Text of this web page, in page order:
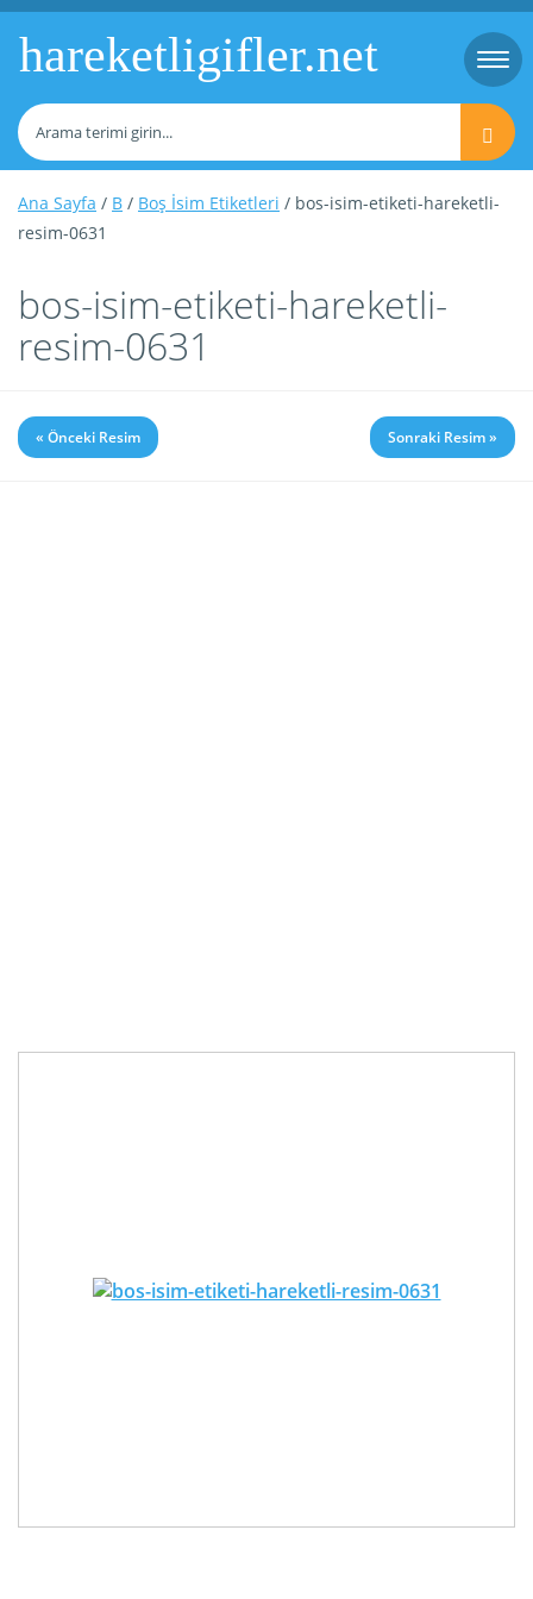
hareketligifler.net
Ana Sayfa / B / Boş İsim Etiketleri / bos-isim-etiketi-hareketli-
resim-0631
bos-isim-etiketi-hareketli-
resim-0631
« Önceki Resim Sonraki Resim »